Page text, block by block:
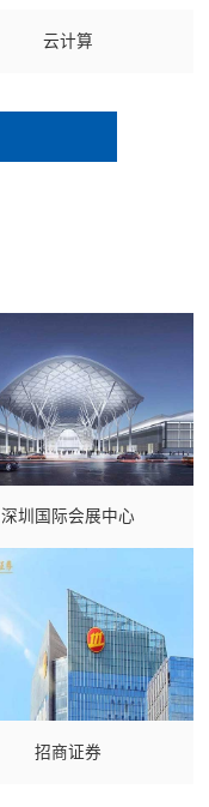
云计算
深圳国际会展中心
招商证券